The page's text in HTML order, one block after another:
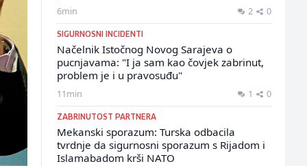
6min 2 0
SIGURNOSNI INCIDENTI
Načelnik Istočnog Novog Sarajeva o
pucnjavama: "I ja sam kao čovjek zabrinut,
problem je i u pravosuđu"
11min 1 0
ZABRINUTOST PARTNERA
Mekanski sporazum: Turska odbacila
tvrdnje da sigurnosni sporazum s Rijadom i
Islamabadom krši NATO